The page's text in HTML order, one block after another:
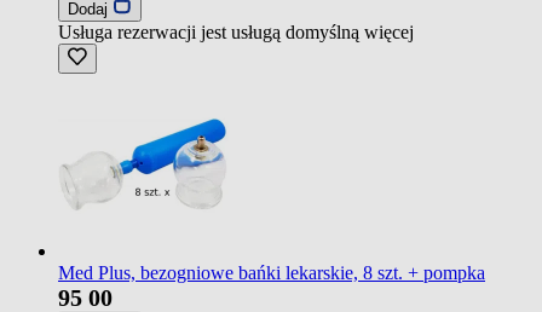
Dodaj
Usługa rezerwacji jest usługą domyślną więcej
Med Plus, bezogniowe bańki lekarskie, 8 szt. + pompka
95 00